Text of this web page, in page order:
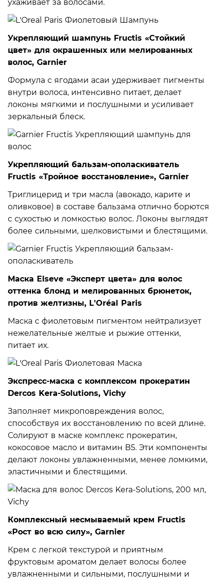
ухаживает за волосами.
Укрепляющий шампунь Fructis «Стойкий
цвет» для окрашенных или мелированных
волос, Garnier
Формула с ягодами асаи удерживает пигменты
внутри волоса, интенсивно питает, делает
локоны мягкими и послушными и усиливает
зеркальный блеск.
Укрепляющий бальзам-ополаскиватель
Fructis «Тройное восстановление», Garnier
Триглицерид и три масла (авокадо, карите и
оливковое) в составе бальзама отлично борются
с сухостью и ломкостью волос. Локоны выглядят
более сильными, шелковистыми и блестящими.
Маска Elseve «Эксперт цвета» для волос
оттенка блонд и мелированных брюнеток,
против желтизны, L'Oréal Paris
Маска с фиолетовым пигментом нейтрализует
нежелательные желтые и рыжие оттенки,
питает их.
Экспресс-маска с комплексом прокератин
Dercos Kera-Solutions, Vichy
Заполняет микроповреждения волос,
способствуя их восстановлению по всей длине.
Солируют в маске комплекс прокератин,
кокосовое масло и витамин В5. Эти компоненты
делают локоны увлажненными, менее ломкими,
эластичными и блестящими.
Комплексный несмываемый крем Fructis
«Рост во всю силу», Garnier
Крем с легкой текстурой и приятным
фруктовым ароматом делает волосы более
увлажненными и сильными, послушными и